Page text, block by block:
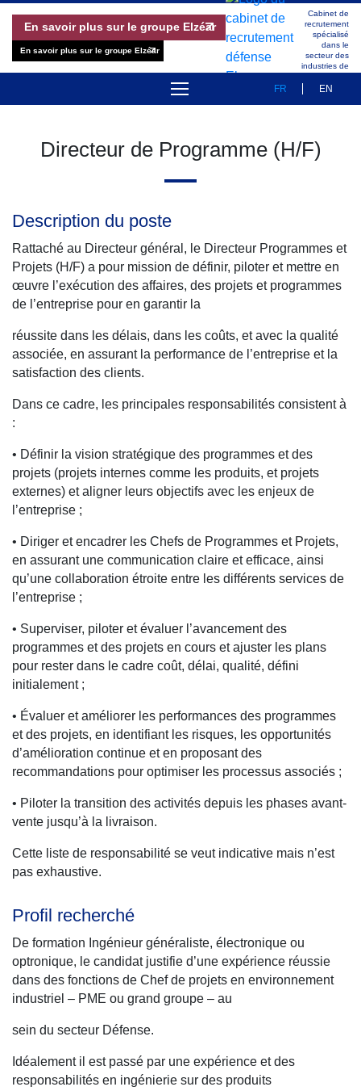
En savoir plus sur le groupe Elzéar
En savoir plus sur le groupe Elzéar
Cabinet de
recrutement
spécialisé
dans le
secteur des
industries de
FR EN
À PROPOS
OFFRES D’EMPLOI
ÉQUIPE
Directeur de Programme (H/F)
Description du poste
Rattaché au Directeur général, le Directeur Programmes et
Projets (H/F) a pour mission de définir, piloter et mettre en
œuvre l’exécution des affaires, des projets et programmes
de l’entreprise pour en garantir la
réussite dans les délais, dans les coûts, et avec la qualité
associée, en assurant la performance de l’entreprise et la
satisfaction des clients.
Dans ce cadre, les principales responsabilités consistent à
:
• Définir la vision stratégique des programmes et des
projets (projets internes comme les produits, et projets
externes) et aligner leurs objectifs avec les enjeux de
l’entreprise ;
• Diriger et encadrer les Chefs de Programmes et Projets,
en assurant une communication claire et efficace, ainsi
qu’une collaboration étroite entre les différents services de
l’entreprise ;
• Superviser, piloter et évaluer l’avancement des
programmes et des projets en cours et ajuster les plans
pour rester dans le cadre coût, délai, qualité, défini
initialement ;
• Évaluer et améliorer les performances des programmes
et des projets, en identifiant les risques, les opportunités
d’amélioration continue et en proposant des
recommandations pour optimiser les processus associés ;
• Piloter la transition des activités depuis les phases avant-
vente jusqu’à la livraison.
Cette liste de responsabilité se veut indicative mais n’est
pas exhaustive.
Profil recherché
De formation Ingénieur généraliste, électronique ou
optronique, le candidat justifie d’une expérience réussie
dans des fonctions de Chef de projets en environnement
industriel – PME ou grand groupe – au
sein du secteur Défense.
Idéalement il est passé par une expérience et des
responsabilités en ingénierie sur des produits